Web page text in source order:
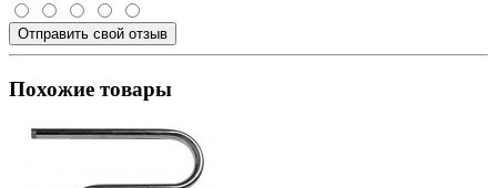
Отправить свой отзыв
Похожие товары